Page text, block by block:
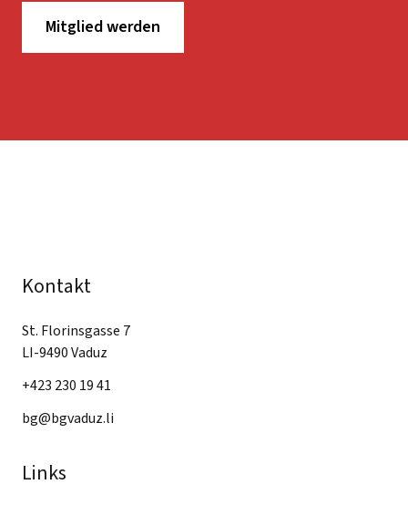
Mitglied werden
Kontakt
St. Florinsgasse 7
LI-9490 Vaduz
+423 230 19 41
bg@bgvaduz.li
Links